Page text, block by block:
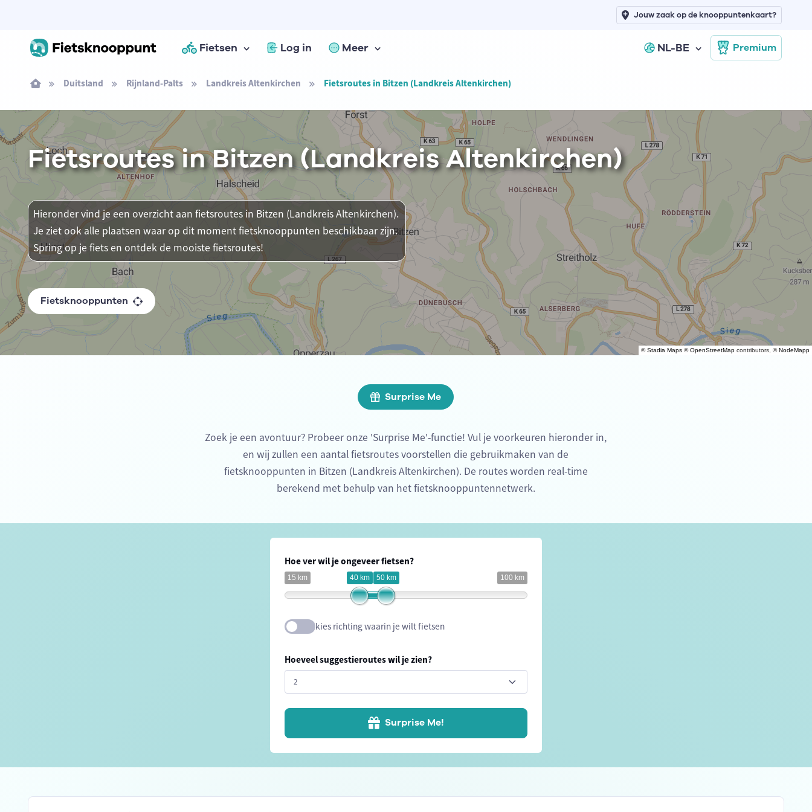
Fietsen Log in Meer NL-BE Premium
Jouw zaak op de knooppuntenkaart?
Duitsland Rijnland-Palts Landkreis Altenkirchen Fietsroutes in Bitzen (Landkreis Altenkirchen)
©Stadia Maps ©OpenStreetMap contributors, ©NodeMapp
Fietsroutes in Bitzen (Landkreis Altenkirchen)
Hieronder vind je een overzicht aan fietsroutes in Bitzen (Landkreis Altenkirchen).
Je ziet ook alle plaatsen waar op dit moment fietsknooppunten beschikbaar zijn.
Spring op je fiets en ontdek de mooiste fietsroutes!
Fietsknooppunten
Surprise Me
Zoek je een avontuur? Probeer onze 'Surprise Me'-functie! Vul je voorkeuren hieronder in,
en wij zullen een aantal fietsroutes voorstellen die gebruikmaken van de
fietsknooppunten in Bitzen (Landkreis Altenkirchen). De routes worden real-time
berekend met behulp van het fietsknooppuntennetwerk.
Hoe ver wil je ongeveer fietsen?
15 km 100 km
40 km 50 km
kies richting waarin je wilt fietsen
Hoeveel suggestieroutes wil je zien?
Surprise Me!